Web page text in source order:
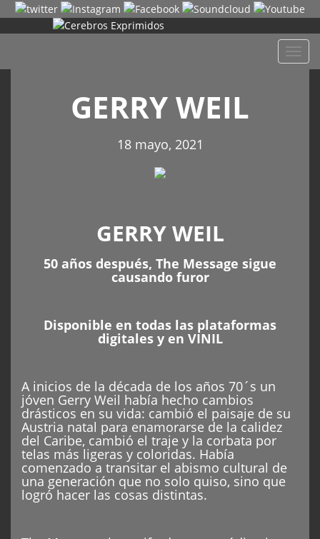
GERRY WEIL
18 mayo, 2021
GERRY WEIL
50 años después, The Message sigue
causando furor
Disponible en todas las plataformas
digitales y en VINIL
A inicios de la década de los años 70´s un
jóven Gerry Weil había hecho cambios
drásticos en su vida: cambió el paisaje de su
Austria natal para enamorarse de la calidez
del Caribe, cambió el traje y la corbata por
telas más ligeras y coloridas. Había
comenzado a transitar el abismo cultural de
una generación que no solo quiso, sino que
logró hacer las cosas distintas.